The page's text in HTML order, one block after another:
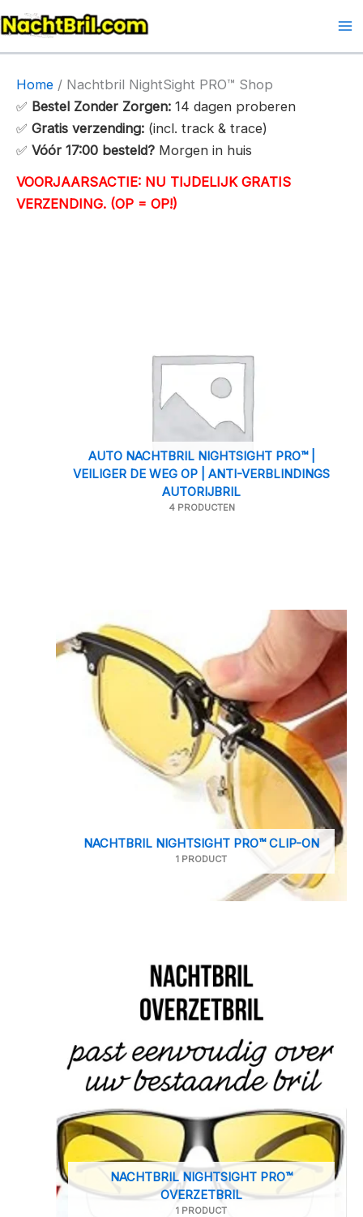
naar
de
inhoud
Home / Nachtbril NightSight PRO™ Shop
✅ Bestel Zonder Zorgen: 14 dagen proberen
✅ Gratis verzending: (incl. track & trace)
✅ Vóór 17:00 besteld? Morgen in huis
VOORJAARSACTIE: NU TIJDELIJK GRATIS
VERZENDING. (OP = OP!)
AUTO NACHTBRIL NIGHTSIGHT PRO™ |
VEILIGER DE WEG OP | ANTI-VERBLINDINGS
AUTORIJBRIL
4 PRODUCTEN
NACHTBRIL NIGHTSIGHT PRO™ CLIP-ON
1 PRODUCT
NACHTBRIL NIGHTSIGHT PRO™
OVERZETBRIL
1 PRODUCT